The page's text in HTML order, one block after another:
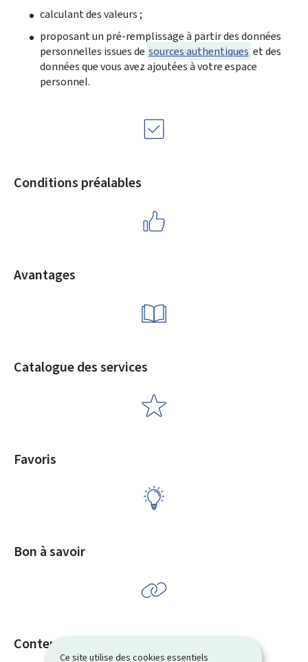
Ce site utilise des cookies essentiels
calculant des valeurs ;
proposant un pré-remplissage à partir des données
personnelles issues de sources authentiques et des
données que vous avez ajoutées à votre espace
personnel.
Conditions préalables
Avantages
Catalogue des services
Favoris
Bon à savoir
Contenus associés